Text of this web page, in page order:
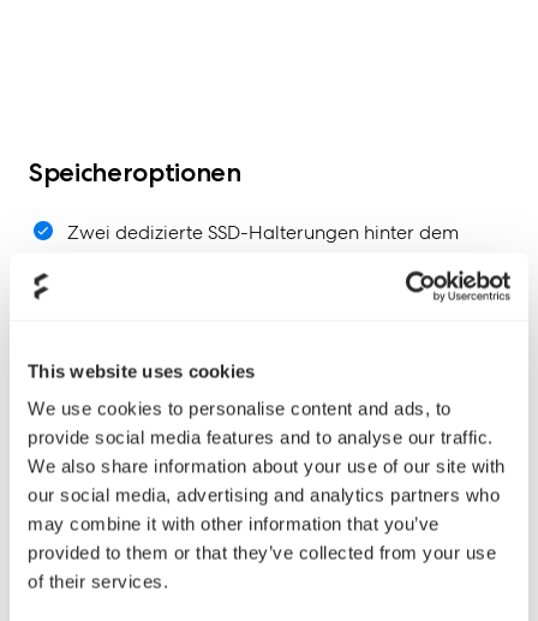
This website uses cookies
We use cookies to personalise content and ads, to
provide social media features and to analyse our traffic.
We also share information about your use of our site with
our social media, advertising and analytics partners who
may combine it with other information that you’ve
provided to them or that they’ve collected from your use
of their services.
Speicheroptionen
Zwei dedizierte SSD-Halterungen hinter dem
Mainboardträger, die Installation und Ausbau
oder 2,5-Zoll-Festplatten aufnehmen und ist
flexibel wie noch nie
Einfacher Ausbau des 5,25-Zoll-Käfigs für mehr
Platz im Inneren, dadurch entsteht entweder: eine
bessere Luftzirkulation oder Platz für die Montage
weiterer Komponenten